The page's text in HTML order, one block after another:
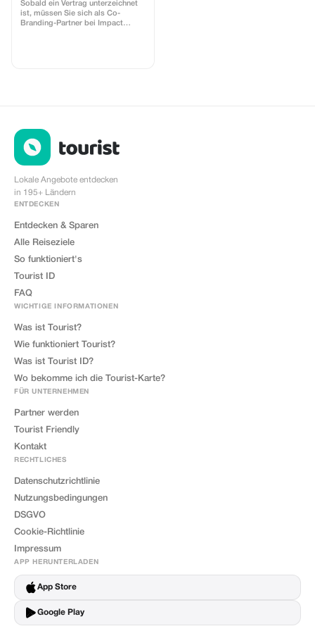
Sobald ein Vertrag unterzeichnet
ist, müssen Sie sich als Co-
Branding-Partner bei Impact
erhalten je nach gewährtem
Rabatt eine Provision von 15–25
%.
Lokale Angebote entdecken
in 195+ Ländern
ENTDECKEN
Entdecken & Sparen
Alle Reiseziele
So funktioniert's
Tourist ID
FAQ
WICHTIGE INFORMATIONEN
Was ist Tourist?
Wie funktioniert Tourist?
Was ist Tourist ID?
Wo bekomme ich die Tourist-Karte?
FÜR UNTERNEHMEN
Partner werden
Tourist Friendly
Kontakt
RECHTLICHES
Datenschutzrichtlinie
Nutzungsbedingungen
DSGVO
Cookie-Richtlinie
Impressum
APP HERUNTERLADEN
App Store
Google Play